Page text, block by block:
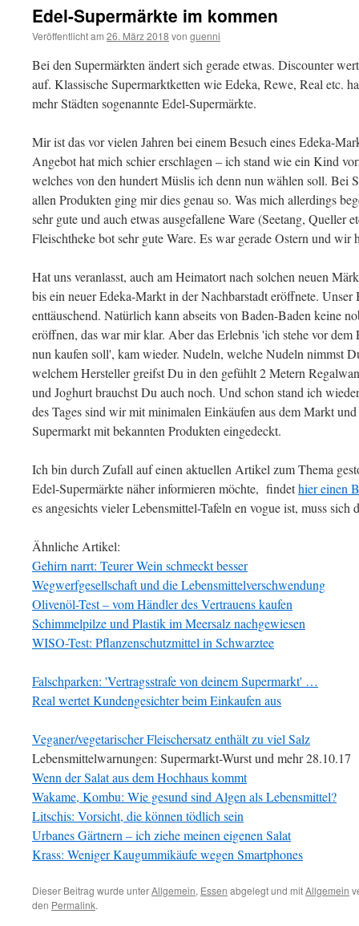
Edel-Supermärkte im kommen
Veröffentlicht am 26. März 2018 von guenni
Bei den Supermärkten ändert sich gerade etwas. Discounter
auf. Klassische Supermarktketten wie Edeka, Rewe, Real etc.
mehr Städten sogenannte Edel-Supermärkte.
Mir ist das vor vielen Jahren bei einem Besuch eines Edeka-
Angebot hat mich schier erschlagen – ich stand wie ein Kind
welches von den hundert Müslis ich denn nun wählen soll. Bei
allen Produkten ging mir dies genau so. Was mich allerdings
sehr gute und auch etwas ausgefallene Ware (Seetang, Queller
Fleischtheke bot sehr gute Ware. Es war gerade Ostern und wir
Hat uns veranlasst, auch am Heimatort nach solchen neuen
bis ein neuer Edeka-Markt in der Nachbarstadt eröffnete.
enttäuschend. Natürlich kann abseits von Baden-Baden keine
eröffnen, das war mir klar. Aber das Erlebnis 'ich stehe vor
nun kaufen soll', kam wieder. Nudeln, welche Nudeln nimmst
welchem Hersteller greifst Du in den gefühlt 2 Metern
und Joghurt brauchst Du auch noch. Und schon stand ich
des Tages sind wir mit minimalen Einkäufen aus dem Markt
Supermarkt mit bekannten Produkten eingedeckt.
Ich bin durch Zufall auf einen aktuellen Artikel zum Thema
Edel-Supermärkte näher informieren möchte, findethier einen
es angesichts vieler Lebensmittel-Tafeln en vogue ist, muss sich
Ähnliche Artikel:
Gehirn narrt: Teurer Wein schmeckt besser
Wegwerfgesellschaft und die Lebensmittelverschwendung
Olivenöl-Test – vom Händler des Vertrauens kaufen
Schimmelpilze und Plastik im Meersalz nachgewiesen
WISO-Test: Pflanzenschutzmittel in Schwarztee
Falschparken: 'Vertragsstrafe von deinem Supermarkt' …
Real wertet Kundengesichter beim Einkaufen aus
Veganer/vegetarischer Fleischersatz enthält zu viel Salz
Lebensmittelwarnungen: Supermarkt-Wurst und mehr 28.10.17
Wenn der Salat aus dem Hochhaus kommt
Wakame, Kombu: Wie gesund sind Algen als Lebensmittel?
Litschis: Vorsicht, die können tödlich sein
Urbanes Gärtnern – ich ziehe meinen eigenen Salat
Krass: Weniger Kaugummikäufe wegen Smartphones
Dieser Beitrag wurde unterAllgemein, Essen abgelegt und mitAllgemein
den Permalink.